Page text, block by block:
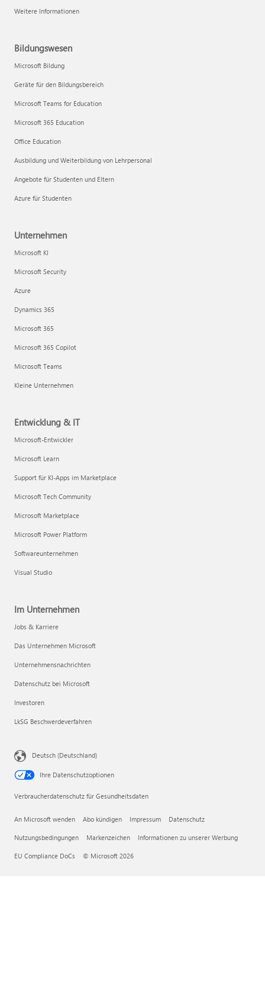
Weitere Informationen
Bildungswesen
Microsoft Bildung
Geräte für den Bildungsbereich
Microsoft Teams for Education
Microsoft 365 Education
Office Education
Ausbildung und Weiterbildung von Lehrpersonal
Angebote für Studenten und Eltern
Azure für Studenten
Unternehmen
Microsoft KI
Microsoft Security
Azure
Dynamics 365
Microsoft 365
Microsoft 365 Copilot
Microsoft Teams
Kleine Unternehmen
Entwicklung & IT
Microsoft-Entwickler
Microsoft Learn
Support für KI-Apps im Marketplace
Microsoft Tech Community
Microsoft Marketplace
Microsoft Power Platform
Softwareunternehmen
Visual Studio
Im Unternehmen
Jobs & Karriere
Das Unternehmen Microsoft
Unternehmensnachrichten
Datenschutz bei Microsoft
Investoren
LkSG Beschwerdeverfahren
Deutsch (Deutschland)
Ihre Datenschutzoptionen
Verbraucherdatenschutz für Gesundheitsdaten
An Microsoft wenden Abo kündigen Impressum Datenschutz
Nutzungsbedingungen Markenzeichen Informationen zu unserer Werbung
EU Compliance DoCs © Microsoft 2026